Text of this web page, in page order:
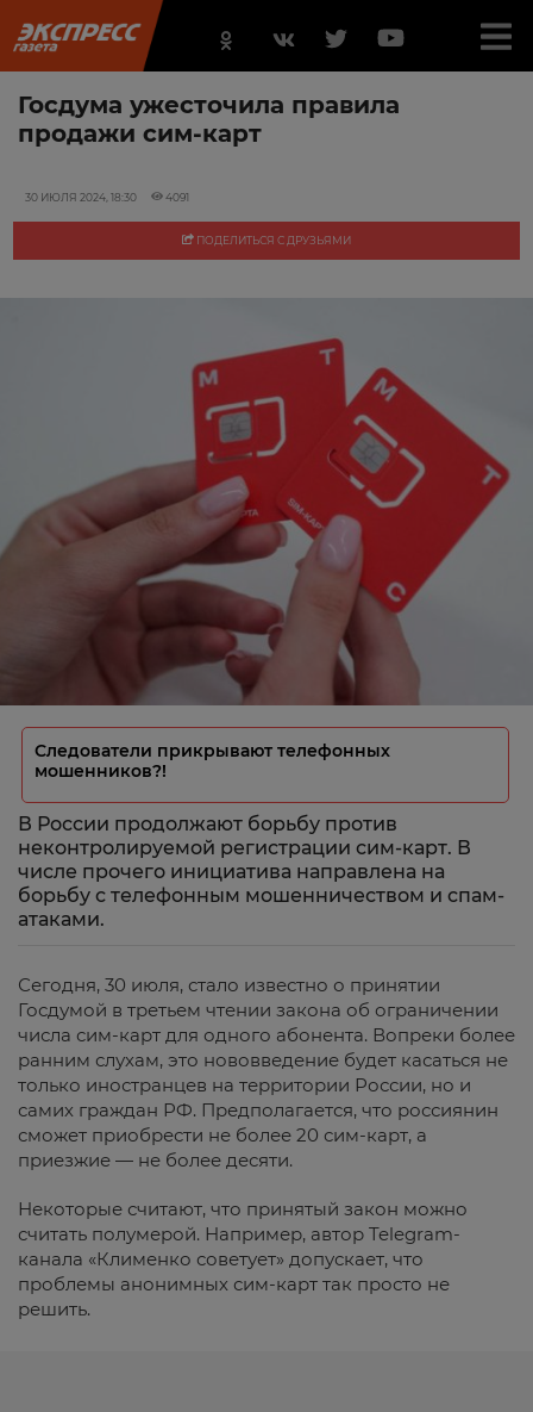
Госдума ужесточила правила
продажи сим-карт
30 ИЮЛЯ 2024, 18:30 4091
ПОДЕЛИТЬСЯ С ДРУЗЬЯМИ
Следователи прикрывают телефонных
мошенников?!
В России продолжают борьбу против
неконтролируемой регистрации сим-карт. В
числе прочего инициатива направлена на
борьбу с телефонным мошенничеством и спам-
атаками.
Сегодня, 30 июля, стало известно о принятии
Госдумой в третьем чтении закона об ограничении
числа сим-карт для одного абонента. Вопреки более
ранним слухам, это нововведение будет касаться не
только иностранцев на территории России, но и
самих граждан РФ. Предполагается, что россиянин
сможет приобрести не более 20 сим-карт, а
приезжие — не более десяти.
Некоторые считают, что принятый закон можно
считать полумерой. Например, автор Telegram-
канала «Клименко советует» допускает, что
проблемы анонимных сим-карт так просто не
решить.